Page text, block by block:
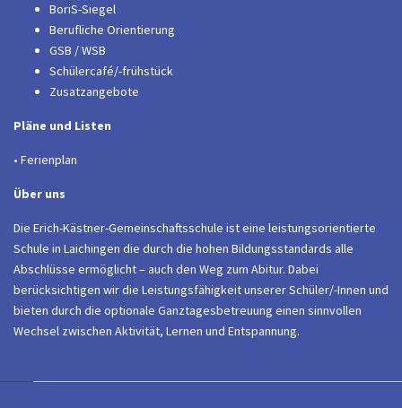
BoriS-Siegel
Berufliche Orientierung
GSB / WSB
Schülercafé/-frühstück
Zusatzangebote
Pläne und Listen
• Ferienplan
Über uns
Die Erich-Kästner-Gemeinschaftsschule ist eine leistungsorientierte
Schule in Laichingen die durch die hohen Bildungsstandards alle
Abschlüsse ermöglicht – auch den Weg zum Abitur. Dabei
berücksichtigen wir die Leistungsfähigkeit unserer Schüler/-Innen und
bieten durch die optionale Ganztagesbetreuung einen sinnvollen
Wechsel zwischen Aktivität, Lernen und Entspannung.